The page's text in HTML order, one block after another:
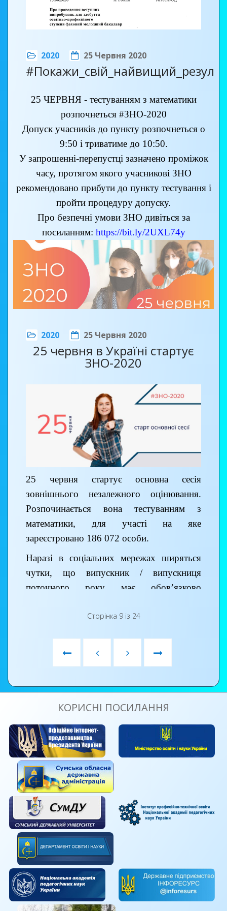
тел.: (05448)5-12-71, 068-045-04-80
та неодмінно стануть запорукою
вагомих здобутків!
випускники, міцного здоров’я, успіхів
та особистих перемог!
Божого вам благословення, щедрої
долі, вірних друзів, наснаги, оптимізму
та невичерпної енергії!
Щасти вам у всьому! В добру путь!
З повагою, адміністрація, педагогічний
та учнівський колективи ДПТНЗ
«Роменське ВПУ»
ВІДЕО_ПРИВІТАННЯ
ВИПУСКНИКІВ-2020!
2020 25 Червня 2020
25 ЧЕРВНЯ - тестуванням з математики
розпочнеться #ЗНО-2020
Допуск учасників до пункту розпочнеться о
9:50 і триватиме до 10:50.
У запрошенні-перепустці зазначено проміжок
часу, протягом якого учасникові ЗНО
рекомендовано прибути до пункту тестування і
пройти процедуру допуску.
Про безпечні умови ЗНО дивіться за
посиланням: https://bit.ly/2UXL74y
2020 25 Червня 2020
25 червня в Україні стартує
ЗНО-2020
25 червня стартує основна сесія
зовнішнього незалежного оцінювання.
Розпочинається вона тестуванням з
математики, для участі на яке
зареєстровано 186 072 особи.
Наразі в соціальних мережах ширяться
чутки, що випускник / випускниця
поточного року має обов’язково
ЗНО, написавши відповідну заяву в
Ми наголошуємо на тому, що для входу в
обов’язково подати три документи:
незалежного оцінювання;
паспорт або інший документ, серію (за
наявності) та номер якого зазначено у
Сертифікаті;
запрошення-перепустку для участі у
зовнішньому незалежному оцінюванні,
яке учасники мають самостійно
роздрукуватизінформаційної сторінки
Працівники пунктів тестування не будуть
вивчати наявність / відсутність заяви про
рішення учасника стосовно ДПА у формі
ЗНО, тому здобувачі повної загальної
Сторінка 9 із 24
КОРИСНІ ПОСИЛАННЯ